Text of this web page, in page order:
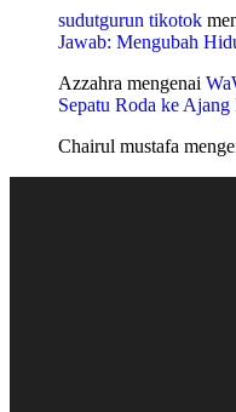
sudutgurun tikotok
Jawab: Mengubah
Azzahra mengenai
Sepatu Roda ke
Chairul mustafa